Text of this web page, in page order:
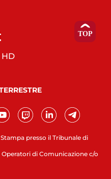
presso il Tribunale di
di Comunicazione c/o
HD